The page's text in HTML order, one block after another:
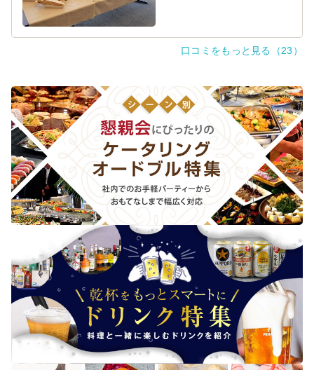
ただいたところ、会終了後に未参加メンバーなどであっと
口コミをもっと見る（23）